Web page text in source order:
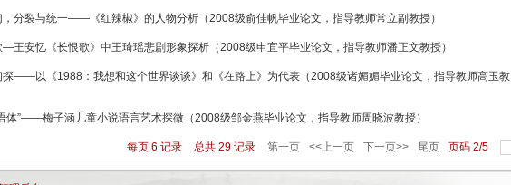
，分裂与统一——《红辣椒》的人物分析（2008级俞佳帆毕业论文，指导教师常立副教授）
王安忆《长恨歌》中王琦瑶悲剧形象探析（2008级申宜平毕业论文，指导教师潘正文教授）
探——以《1988：我想和这个世界谈谈》和《在路上》为代表（2008级诸媚媚毕业论文，指导教师高玉教
体”——梅子涵儿童小说语言艺术探微（2008级邹金燕毕业论文，指导教师周晓波教授）
每页 6 记录 总共 29 记录 第一页 <<上一页 下一页>> 尾页 页码 2/5